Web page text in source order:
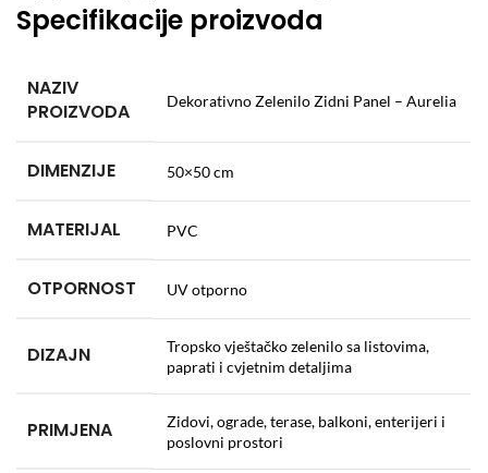
Specifikacije proizvoda
NAZIV
PROIZVODA
Dekorativno Zelenilo Zidni Panel – Aurelia
DIMENZIJE 50×50 cm
MATERIJAL PVC
OTPORNOST UV otporno
DIZAJN
Tropsko vještačko zelenilo sa listovima,
paprati i cvjetnim detaljima
PRIMJENA
Zidovi, ograde, terase, balkoni, enterijeri i
poslovni prostori